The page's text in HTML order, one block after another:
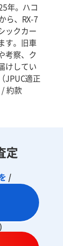
年。ハコ
ら、RX-7
ックカー
す。旧車
考察、ク
けしてい
JPUC適正
約款
定
/